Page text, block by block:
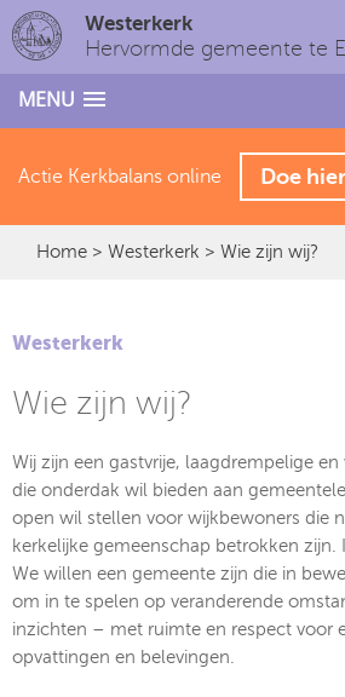
Westerkerk
Hervormde gemeente te
MENU
Actie Kerkbalans online Doe
Home > Westerkerk > Wie zijn wij?
Westerkerk
Wie zijn wij?
Wij zijn een gastvrije, laagdrempelige
die onderdak wil bieden aan
open wil stellen voor wijkbewoners die
kerkelijke gemeenschap betrokken zijn.
We willen een gemeente zijn die in
om in te spelen op veranderende
inzichten – met ruimte en respect voor
opvattingen en belevingen.